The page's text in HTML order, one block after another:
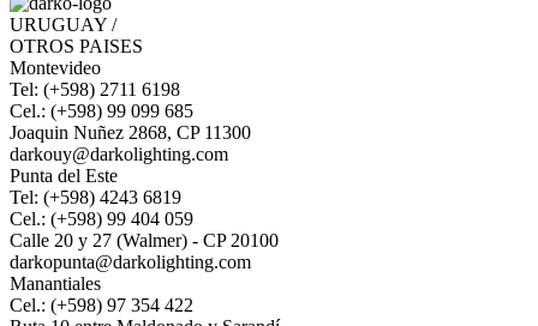
URUGUAY /
OTROS PAISES
Montevideo
Tel: (+598) 2711 6198
Cel.: (+598) 99 099 685
Joaquin Nuñez 2868, CP 11300
darkouy@darkolighting.com
Punta del Este
Tel: (+598) 4243 6819
Cel.: (+598) 99 404 059
Calle 20 y 27 (Walmer) - CP 20100
darkopunta@darkolighting.com
Manantiales
Cel.: (+598) 97 354 422